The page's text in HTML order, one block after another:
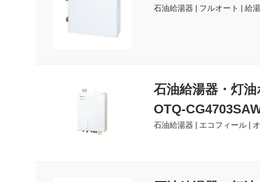
石油給湯器 | フルオート | 給
石油給湯器・灯
OTQ-
石油給湯器 | エコフィール |